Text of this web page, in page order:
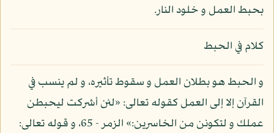
بحبط العمل و خلود النار.
كلام في الحبط
و الحبط هو بطلان العمل و سقوط تأثيره، و لم ينسب في
القرآن إلا إلى العمل كقوله تعالى: «لئن أشركت ليحبطن
عملك و لتكونن من الخاسرين:» الزمر - 65، و قوله تعالى: